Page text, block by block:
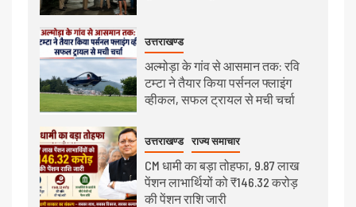
उत्तराखण्ड
अल्मोड़ा के गांव से आसमान तक: रवि
टम्टा ने तैयार किया पर्सनल फ्लाइंग
व्हीकल, सफल ट्रायल से मची चर्चा
उत्तराखण्ड राज्य समाचार
CM धामी का बड़ा तोहफा, 9.87 लाख
पेंशन लाभार्थियों को ₹146.32 करोड़
की पेंशन राशि जारी